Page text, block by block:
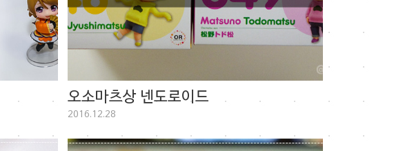
오소마츠상 넨도로이드
2016.12.28